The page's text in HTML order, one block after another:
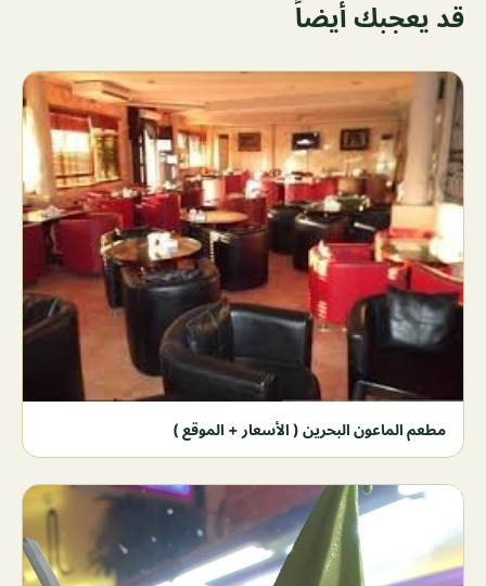
قد يعجبك أيضاً
مطعم الماعون البحرين ( الأسعار + الموقع )